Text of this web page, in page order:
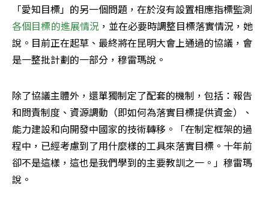
「愛知目標」的另一個問題，在於沒有設置相應指標監測
各個目標的進展情況 ，並在必要時調整目標落實情況，她
說。目前正在起草、最終將在昆明大會上通過的協議，會
是一整批計劃的一部分，穆雷瑪說。
除了協議主體外，還單獨制定了配套的機制，包括：報告
和問責制度、資源調動（即如何為落實目標提供資金）、
能力建設和向開發中國家的技術轉移。「在制定框架的過
程中，已經考慮到了用什麼樣的工具來落實目標。十年前
卻不是這樣，這也是我們學到的主要教訓之一。」穆雷瑪
說。